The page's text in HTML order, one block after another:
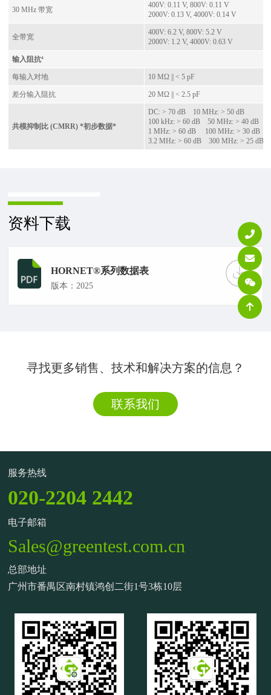
30 MHz 带宽
400V: 0.11 V, 800V: 0.11 V
2000V: 0.13 V, 4000V: 0.14 V
全带宽
400V: 6.2 V, 800V: 5.2 V
2000V: 1.2 V, 4000V: 0.63 V
输入阻抗⁴
每输入对地 10 MΩ || < 5 pF
差分输入阻抗 20 MΩ || < 2.5 pF
共模抑制比 (CMRR) *初步数据*
DC: > 70 dB 10 MHz: > 50 dB
100 kHz: > 60 dB 50 MHz: > 40 dB
1 MHz: > 60 dB 100 MHz: > 30 dB
3.2 MHz: > 60 dB 300 MHz: > 25 dB
资料下载
HORNET®系列数据表
版本：2025
寻找更多销售、技术和解决方案的信息？
联系我们
服务热线
020-2204 2442
电子邮箱
Sales@greentest.com.cn
总部地址
广州市番禺区南村镇鸿创二街1号3栋10层